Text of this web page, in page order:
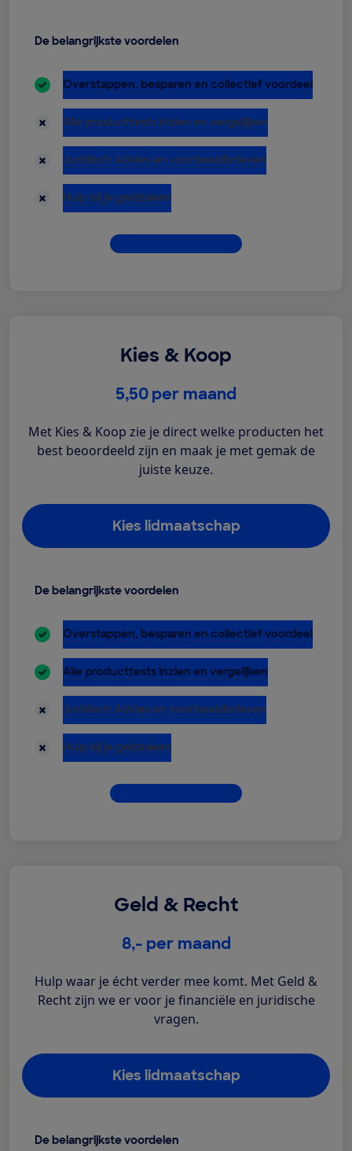
De belangrijkste voordelen
inbegrepen:
Overstappen, besparen en collectief voordeel
niet inbegrepen:
Alle producttests inzien en vergelijken
niet inbegrepen:
Juridisch Advies en voorbeeldbrieven
niet inbegrepen:
Hulp bij je geldzaken
Dit krijg je allemaal
Kies & Koop
€
5,50per maand
Met Kies & Koop zie je direct welke producten het
best beoordeeld zijn en maak je met gemak de
juiste keuze.
Kies lidmaatschap
De belangrijkste voordelen
inbegrepen:
Overstappen, besparen en collectief voordeel
inbegrepen:
Alle producttests inzien en vergelijken
niet inbegrepen:
Juridisch Advies en voorbeeldbrieven
niet inbegrepen:
Hulp bij je geldzaken
Dit krijg je allemaal
Geld & Recht
€
8,- per maand
Hulp waar je écht verder mee komt. Met Geld &
Recht zijn we er voor je financiële en juridische
vragen.
Kies lidmaatschap
De belangrijkste voordelen